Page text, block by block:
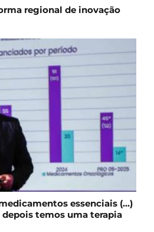
regional de inovação
essenciais (…)
temos uma terapia